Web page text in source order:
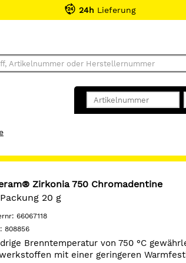
24h Lieferung
Zirkonia 750 Chromadentine
20 g
66067118
808856
Brenntemperatur von 750 °C
mit einer geringeren